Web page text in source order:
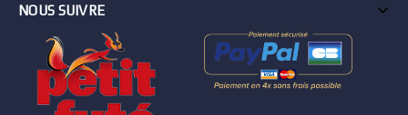
NOUS SUIVRE